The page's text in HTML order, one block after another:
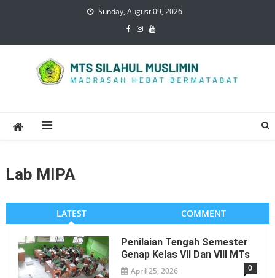
Sunday, August 09, 2026
Lab MIPA
LATEST COMMENT
Penilaian Tengah Semester
Genap Kelas VII Dan VIII MTs
April 25, 2026 0